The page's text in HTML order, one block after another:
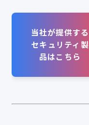
当社が提供する
セキュリティ製
品はこちら